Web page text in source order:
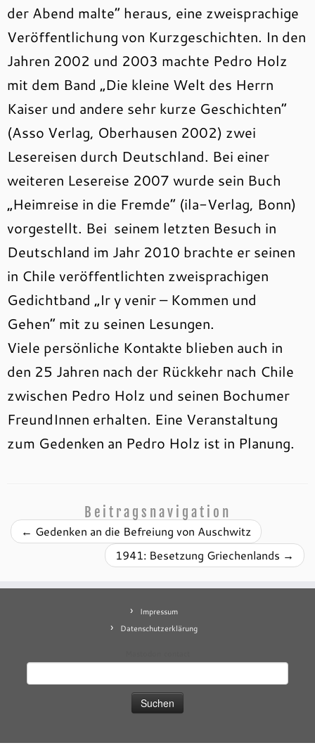
der Abend malte“ heraus, eine zweisprachige
Veröffentlichung von Kurzgeschichten. In den
Jahren 2002 und 2003 machte Pedro Holz
mit dem Band „Die kleine Welt des Herrn
Kaiser und andere sehr kurze Geschichten“
(Asso Verlag, Oberhausen 2002) zwei
Lesereisen durch Deutschland. Bei einer
weiteren Lesereise 2007 wurde sein Buch
„Heimreise in die Fremde“ (ila-Verlag, Bonn)
vorgestellt. Bei seinem letzten Besuch in
Deutschland im Jahr 2010 brachte er seinen
in Chile veröffentlichten zweisprachigen
Gedichtband „Ir y venir – Kommen und
Gehen“ mit zu seinen Lesungen.
Viele persönliche Kontakte blieben auch in
den 25 Jahren nach der Rückkehr nach Chile
zwischen Pedro Holz und seinen Bochumer
FreundInnen erhalten. Eine Veranstaltung
zum Gedenken an Pedro Holz ist in Planung.
Beitragsnavigation
← Gedenken an die Befreiung von Auschwitz
1941: Besetzung Griechenlands →
Impressum
Datenschutzerklärung